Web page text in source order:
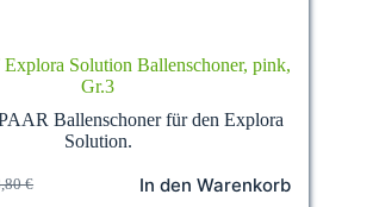
Solution Ballenschoner, pink,
Gr.3
Ballenschoner für den Explora
Solution.
€ In den Warenkorb